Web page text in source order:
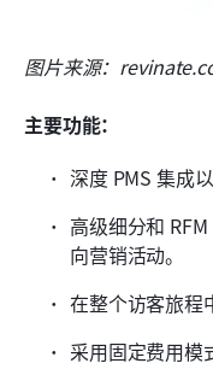
图片来源：
主要功能：
深度 PMS 集成
高级细分和
向营销活动。
在整个访客旅程
采用固定费用模